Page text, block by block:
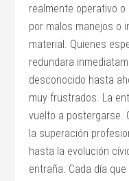
realmente operativo
por malos manejos o
material. Quienes
redundara
desconocido hasta
muy frustrados. La
vuelto a postergarse.
la superación
hasta la evolución
entraña. Cada día